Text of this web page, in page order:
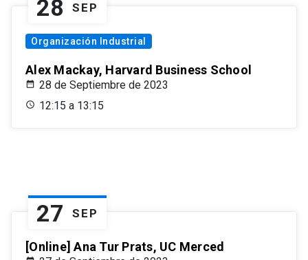
28 SEP
Organización Industrial
Alex Mackay, Harvard Business School
28 de Septiembre de 2023
12:15 a 13:15
27 SEP
[Online] Ana Tur Prats, UC Merced